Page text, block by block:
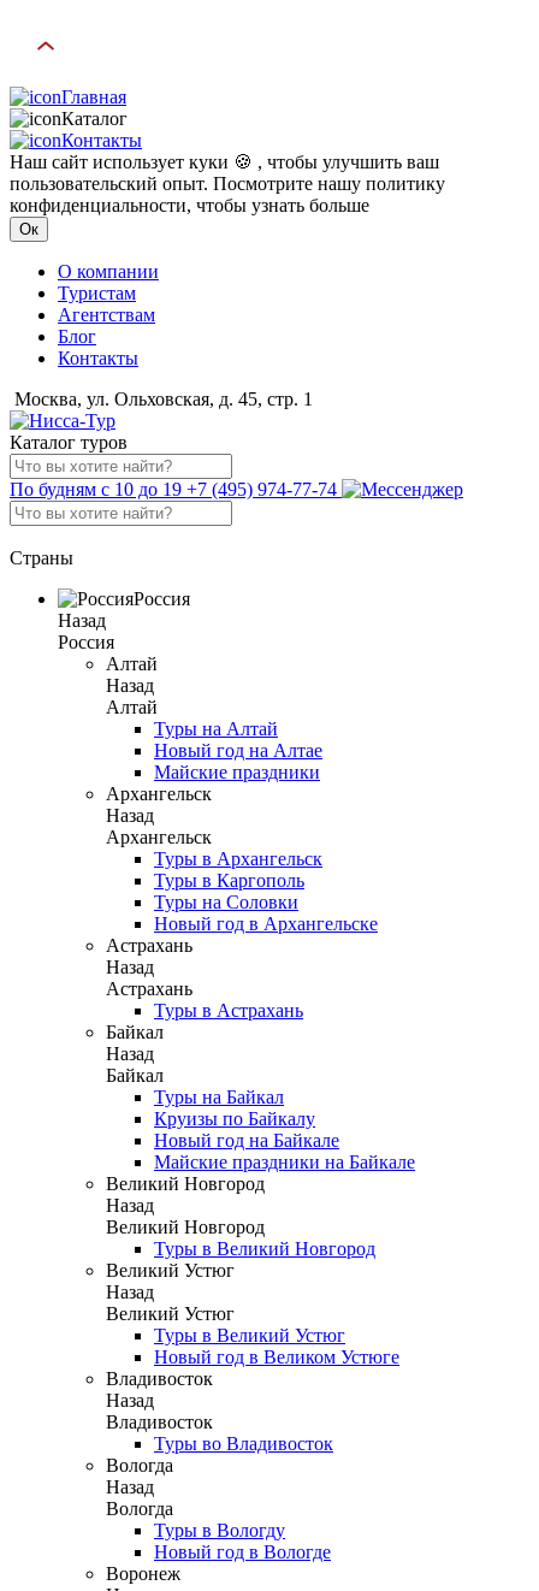
Главная
Каталог
Контакты
Наш сайт использует куки 🍪 , чтобы улучшить ваш
пользовательский опыт. Посмотрите нашу политику
конфиденциальности, чтобы узнать больше
Ок
О компании
Туристам
Агентствам
Блог
Контакты
Москва, ул. Ольховская, д. 45, стр. 1
Каталог туров
По будням с 10 до 19 +7 (495) 974-77-74
Страны
Россия
Назад
Россия
Алтай
Назад
Алтай
Туры на Алтай
Новый год на Алтае
Майские праздники
Архангельск
Назад
Архангельск
Туры в Архангельск
Туры в Каргополь
Туры на Соловки
Новый год в Архангельске
Астрахань
Назад
Астрахань
Туры в Астрахань
Байкал
Назад
Байкал
Туры на Байкал
Круизы по Байкалу
Новый год на Байкале
Майские праздники на Байкале
Великий Новгород
Назад
Великий Новгород
Туры в Великий Новгород
Великий Устюг
Назад
Великий Устюг
Туры в Великий Устюг
Новый год в Великом Устюге
Владивосток
Назад
Владивосток
Туры во Владивосток
Вологда
Назад
Вологда
Туры в Вологду
Новый год в Вологде
Воронеж